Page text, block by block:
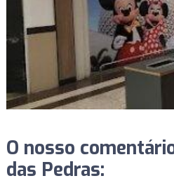
O nosso
das Pedras: